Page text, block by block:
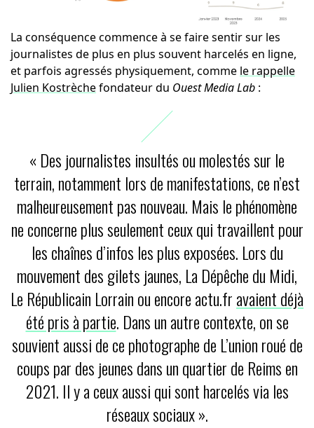
La conséquence commence à se faire sentir sur les
journalistes de plus en plus souvent harcelés en ligne,
et parfois agressés physiquement, comme le rappelle
Julien Kostrèchefondateur du Ouest Media Lab:
« Des journalistes insultés ou molestés sur le
terrain, notamment lors de manifestations, ce n’est
malheureusement pas nouveau. Mais le phénomène
ne concerne plus seulement ceux qui travaillent pour
les chaînes d’infos les plus exposées. Lors du
mouvement des gilets jaunes, La Dépêche du Midi,
Le Républicain Lorrain ou encore actu.fravaient déjà
été pris à partie. Dans un autre contexte, on se
souvient aussi de ce photographe de L’union roué de
coups par des jeunes dans un quartier de Reims en
2021. Il y a ceux aussi qui sont harcelés via les
réseaux sociaux ».